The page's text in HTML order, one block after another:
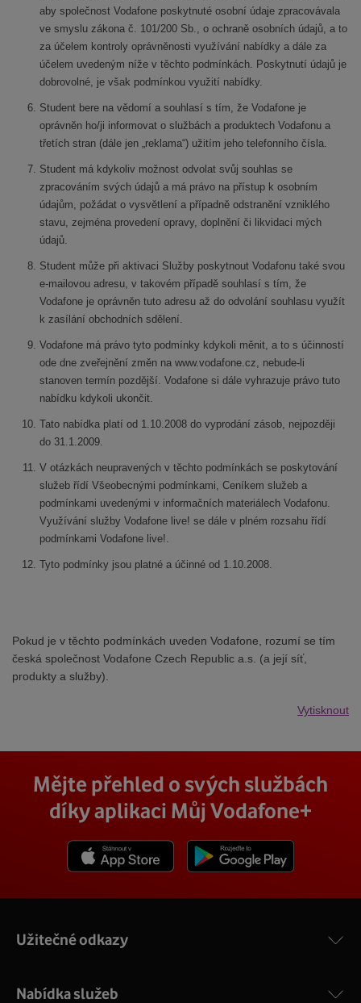
aby společnost Vodafone poskytnuté osobní údaje zpracovávala
ve smyslu zákona č. 101/200 Sb., o ochraně osobních údajů, a to
za účelem kontroly oprávněnosti využívání nabídky a dále za
účelem uvedeným níže v těchto podmínkách. Poskytnutí údajů je
dobrovolné, je však podmínkou využití nabídky.
Student bere na vědomí a souhlasí s tím, že Vodafone je
oprávněn ho/ji informovat o službách a produktech Vodafonu a
třetích stran (dále jen „reklama“) užitím jeho telefonního čísla.
Student má kdykoliv možnost odvolat svůj souhlas se
zpracováním svých údajů a má právo na přístup k osobním
údajům, požádat o vysvětlení a případně odstranění vzniklého
stavu, zejména provedení opravy, doplnění či likvidaci mých
údajů.
Student může při aktivaci Služby poskytnout Vodafonu také svou
e-mailovou adresu, v takovém případě souhlasí s tím, že
Vodafone je oprávněn tuto adresu až do odvolání souhlasu využít
k zasílání obchodních sdělení.
Vodafone má právo tyto podmínky kdykoli měnit, a to s účinností
ode dne zveřejnění změn na www.vodafone.cz, nebude-li
stanoven termín pozdější. Vodafone si dále vyhrazuje právo tuto
nabídku kdykoli ukončit.
Tato nabídka platí od 1.10.2008 do vyprodání zásob, nejpozději
do 31.1.2009.
V otázkách neupravených v těchto podmínkách se poskytování
služeb řídí Všeobecnými podmínkami, Ceníkem služeb a
podmínkami uvedenými v informačních materiálech Vodafonu.
Využívání služby Vodafone live! se dále v plném rozsahu řídí
podmínkami Vodafone live!.
Tyto podmínky jsou platné a účinné od 1.10.2008.
Pokud je v těchto podmínkách uveden Vodafone, rozumí se tím
česká společnost Vodafone Czech Republic a.s. (a její síť,
produkty a služby).
Vytisknout
Mějte přehled o svých službách
díky aplikaci Můj Vodafone+
Užitečné odkazy
Nabídka služeb